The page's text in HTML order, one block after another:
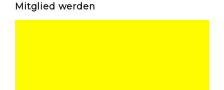
Mitglied werden